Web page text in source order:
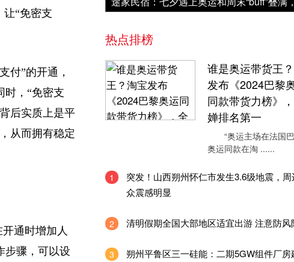
“免密支
付”的开通，
时，“免密支
后实质上是平
从而拥有稳定
通时增加人
步骤，可以设
热点排榜
谁是奥运带货王
发布《2024巴黎
同款带货力榜》
婵排名第一
“奥运主场在法国
奥运同款在淘 ......
1
突发！山西朔州怀仁市发生3.6级地震，
众震感明显
2 清明假期全国大部地区适宜出游 注意防风
3
朔州平鲁区三一硅能：二期5GW组件厂房